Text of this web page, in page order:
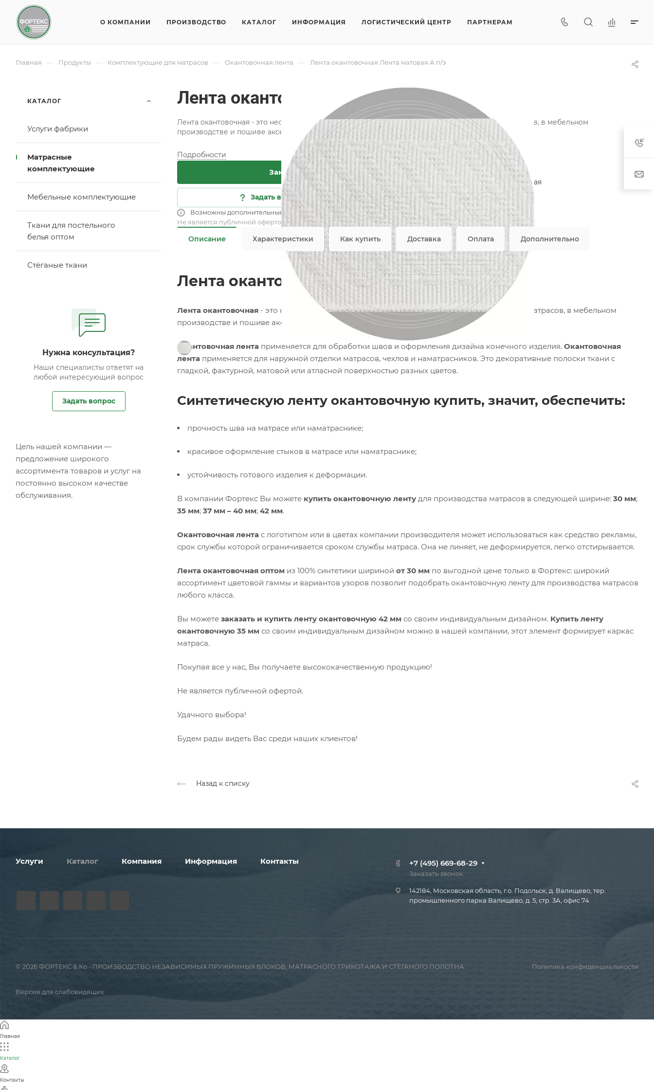
О КОМПАНИИ ПРОИЗВОДСТВО КАТАЛОГ ИНФОРМАЦИЯ ЛОГИСТИЧЕСКИЙ ЦЕНТР ПАРТНЕРАМ
Главная — Продукты — Комплектующие для матрасов — Окантовочная лента — Лента окантовочная Лента матовая А п/э
Лента окантовочная Лента матовая А п/э
Лента окантовочная - это необходимая составляющая при изготовлении ортопедических матрасов, в мебельном
производстве и пошиве аксессуаров для оформления интерьера.
Подробности
Заказать
Задать вопрос
Возможны дополнительные опции
Не является публичной офертой
Характеристики
Категория —
Лента окантовочная
Состав —
80% п/э, 20% п/п
Цвет рисунка
— белый
Все характеристики
Описание Характеристики Как купить Доставка Оплата Дополнительно
Лента окантовочная матовая А п/э
Лента окантовочная - это необходимая составляющая при изготовлении ортопедических матрасов, в мебельном
производстве и пошиве аксессуаров для оформления интерьера.
Окантовочная лента применяется для обработки швов и оформления дизайна конечного изделия. Окантовочная
лента применяется для наружной отделки матрасов, чехлов и наматрасников. Это декоративные полоски ткани с
гладкой, фактурной, матовой или атласной поверхностью разных цветов.
Синтетическую ленту окантовочную купить, значит, обеспечить:
прочность шва на матрасе или наматраснике;
красивое оформление стыков в матрасе или наматраснике;
устойчивость готового изделия к деформации.
В компании Фортекс Вы можете купить окантовочную ленту для производства матрасов в следующей ширине: 30 мм;
35 мм; 37 мм – 40 мм; 42 мм.
Окантовочная лента с логотипом или в цветах компании производителя может использоваться как средство рекламы,
срок службы которой ограничивается сроком службы матраса. Она не линяет, не деформируется, легко отстирывается.
Лента окантовочная оптом из 100% синтетики шириной от 30 мм по выгодной цене только в Фортекс: широкий
ассортимент цветовой гаммы и вариантов узоров позволит подобрать окантовочную ленту для производства матрасов
любого класса.
Вы можете заказать и купить ленту окантовочную 42 мм со своим индивидуальным дизайном. Купить ленту
окантовочную 35 мм со своим индивидуальным дизайном можно в нашей компании, этот элемент формирует каркас
матраса.
Покупая все у нас, Вы получаете высококачественную продукцию!
Не является публичной офертой.
Удачного выбора!
Будем рады видеть Вас среди наших клиентов!
Назад к списку
КАТАЛОГ
Услуги фабрики
Матрасные
комплектующие
Мебельные комплектующие
Ткани для постельного
белья оптом
Стёганые ткани
Нужна консультация?
Наши специалисты ответят на
любой интересующий вопрос
Задать вопрос
Цель нашей компании —
предложение широкого
ассортимента товаров и услуг на
постоянно высоком качестве
обслуживания.
Услуги Каталог Компания Информация Контакты +7 (495) 669-68-29
Заказать звонок
142184, Московская область, г.о. Подольск, д. Валищево, тер.
промышленного парка Валищево, д. 5, стр. 3А, офис 74
© 2026 ФОРТЕКС & Ко - ПРОИЗВОДСТВО НЕЗАВИСИМЫХ ПРУЖИННЫХ БЛОКОВ, МАТРАСНОГО ТРИКОТАЖА И СТЁГАНОГО ПОЛОТНА Политика конфиденциальности
Версия для слабовидящих
Главная
Каталог
Контакты